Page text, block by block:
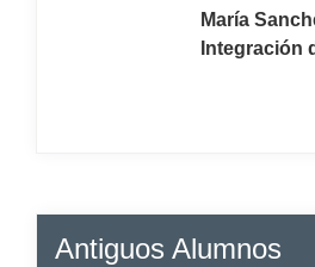
María
Integración
Antiguos Alumnos